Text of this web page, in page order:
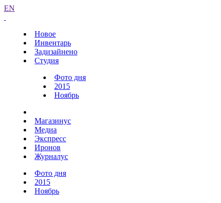
EN
Новое
Инвентарь
Задизайнено
Студия
Фото дня
2015
Ноябрь
Магазинус
Медиа
Экспресс
Иронов
Журналус
Фото дня
2015
Ноябрь